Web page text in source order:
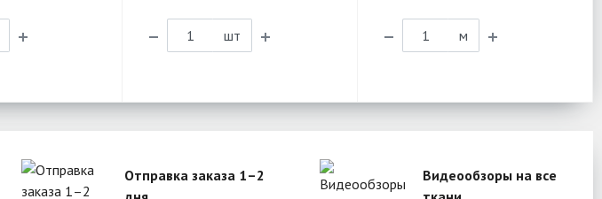
шт м
Отправка заказа 1–2
Видеообзоры на все